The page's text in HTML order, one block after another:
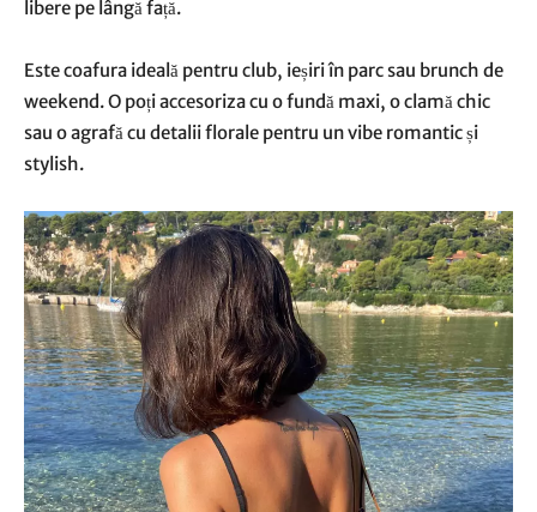
libere pe lângă față.
Este coafura ideală pentru club, ieșiri în parc sau brunch de
weekend. O poți accesoriza cu o fundă maxi, o clamă chic
sau o agrafă cu detalii florale pentru un vibe romantic și
stylish.